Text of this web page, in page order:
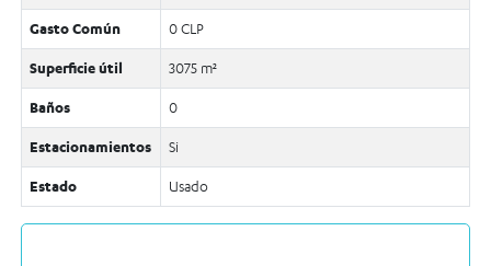
Gasto Común 0 CLP
Superficie útil 3075 m²
Baños 0
Estacionamientos Si
Estado Usado